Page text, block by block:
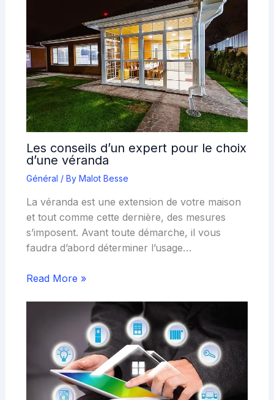
Les conseils d’un expert pour le choix
d’une véranda
Général / By Malot Besse
La véranda est une extension de votre maison
et tout comme cette dernière, des mesures
s’imposent. Avant toute démarche, il vous
faudra d’abord déterminer l’usage…
Read More »